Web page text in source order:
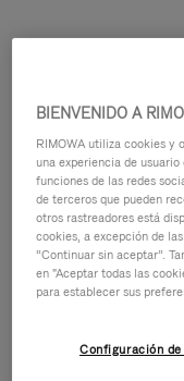
VÍDEO
BIENVENIDO A
RIMOWA utiliza cookies y
una experiencia de
funciones de las redes
de terceros que pueden
otros rastreadores está
cookies, a excepción de
“Continuar sin aceptar”.
en "Aceptar todas las
para establecer sus
Configuración